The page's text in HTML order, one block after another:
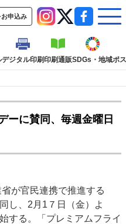
お申込み
デジタル印刷印刷通販SDGs・地域ポ
イベント 信用情報
業界
ーに賛同、毎週金曜日
が官民連携で推進する
し、2月1７日（金）よ
する。「プレミアムフライ